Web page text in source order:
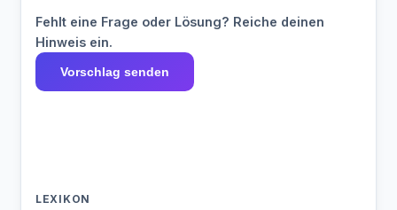
Fehlt eine Frage oder Lösung? Reiche deinen
Hinweis ein.
Vorschlag senden
LEXIKON